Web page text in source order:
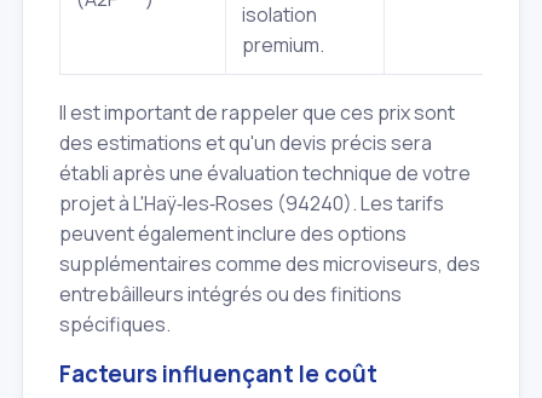
isolation
premium.
Il est important de rappeler que ces prix sont
des estimations et qu'un devis précis sera
établi après une évaluation technique de votre
projet à L'Haÿ‑les‑Roses (94240). Les tarifs
peuvent également inclure des options
supplémentaires comme des microviseurs, des
entrebâilleurs intégrés ou des finitions
spécifiques.
Facteurs influençant le coût